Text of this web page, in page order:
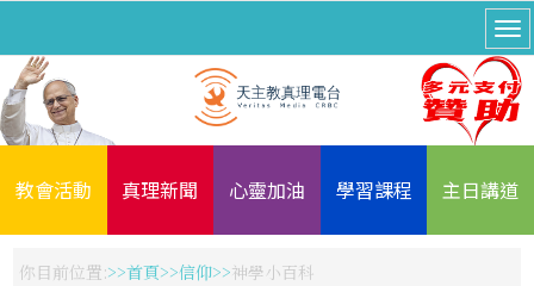
教會活動 真理新聞 心靈加油 學習課程 主日講道
你目前位置: 首頁 信仰 神學小百科